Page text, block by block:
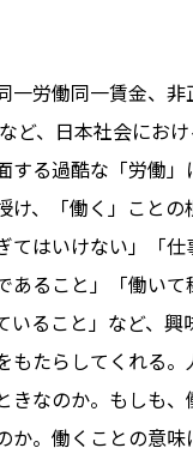
一労働同一賃金、
ど、日本社会にお
する過酷な「労働
け、「働く」こと
てはいけない」「
あること」「働い
いること」など、
もたらしてくれる
きなのか。もしも、
か――。働くことの意